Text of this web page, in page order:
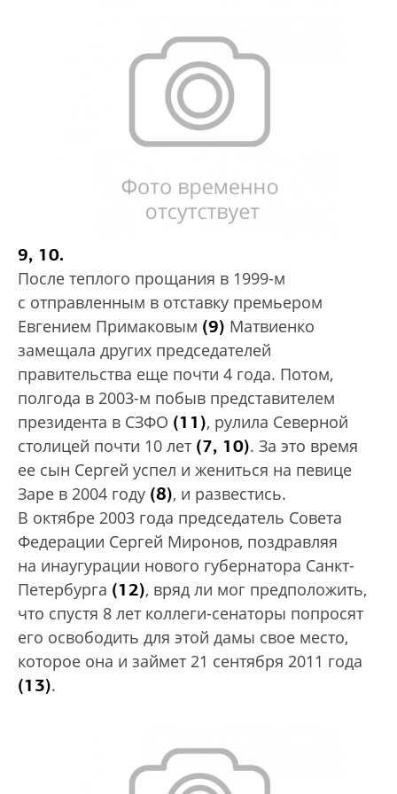
9, 10.
После теплого прощания в 1999-м
с отправленным в отставку премьером
Евгением Примаковым (9) Матвиенко
замещала других председателей
правительства еще почти 4 года. Потом,
полгода в 2003-м побыв представителем
президента в СЗФО (11), рулила Северной
столицей почти 10 лет (7, 10). За это время
ее сын Сергей успел и жениться на певице
Заре в 2004 году (8), и развестись.
В октябре 2003 года председатель Совета
Федерации Сергей Миронов, поздравляя
на инаугурации нового губернатора Санкт-
Петербурга (12), вряд ли мог предположить,
что спустя 8 лет коллеги-сенаторы попросят
его освободить для этой дамы свое место,
которое она и займет 21 сентября 2011 года
(13).